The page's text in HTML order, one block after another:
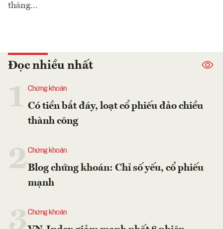
tháng…
Đọc nhiều nhất
Chứng khoán
Có tiền bắt đáy, loạt cổ phiếu đảo chiều
thành công
2Chứng khoán
Blog chứng khoán: Chỉ số yếu, cổ phiếu
mạnh
Chứng khoán